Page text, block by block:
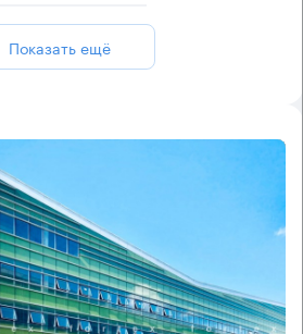
Показать ещё